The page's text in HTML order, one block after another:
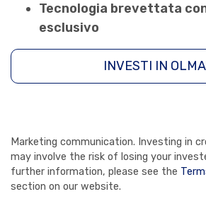
Tecnologia brevettata
esclusivo
INVESTI IN
Marketing communication. Investing in
may involve the risk of losing your
further information, please see the
section on our website.